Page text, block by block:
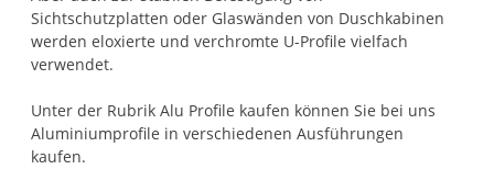
Sichtschutzplatten oder Glaswänden von Duschkabinen
werden eloxierte und verchromte U-Profile vielfach
verwendet.
Unter der Rubrik Alu Profile kaufen können Sie bei uns
Aluminiumprofile in verschiedenen Ausführungen
kaufen.